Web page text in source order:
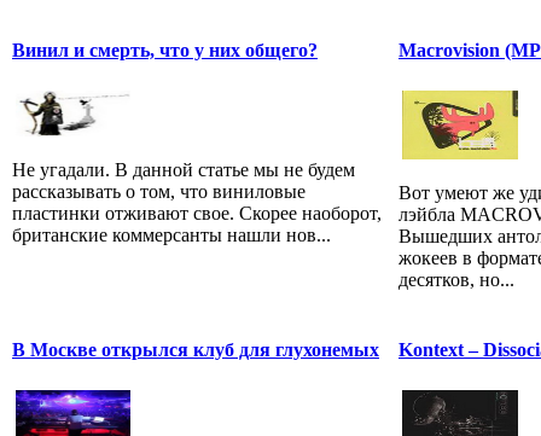
Винил и смерть, что у них общего?
Не угадали. В данной статье мы не будем
рассказывать о том, что виниловые
пластинки отживают свое. Скорее наоборот,
британские коммерсанты нашли нов...
Macrovision
Вот умеют же
лэйбла
Вышедших
жокеев в
десятков, но...
В Москве открылся клуб для глухонемых Kontext –